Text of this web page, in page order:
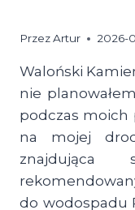
PrzezArtur 2026-
Waloński
nie
podczas moich
na mojej
do wodospadu